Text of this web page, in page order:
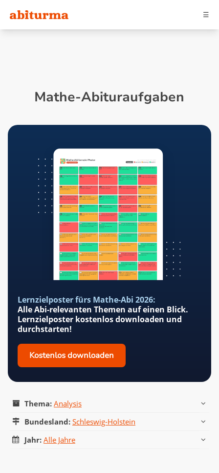
☰
Mathe-Abituraufgaben
Lernzielposter fürs Mathe-Abi 2026:
Alle Abi-relevanten Themen auf einen Blick.
Lernzielposter kostenlos downloaden und
durchstarten!
Kostenlos downloaden
Thema: Analysis
Alle Themen
Analysis
Geometrie
Stochastik
Wahlteil
Pflichtteil
Hilfsmittelfreier Teil
Bundesland: Schleswig-Holstein
Alle Bundesländer
Baden-Württemberg
Bayern
Schleswig-Holstein
Jahr: Alle Jahre